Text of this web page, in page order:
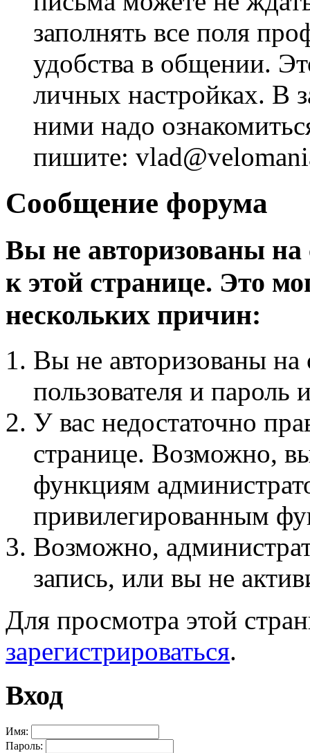
заполнять все поля
удобства в общении.
личных настройках. В
ними надо
пишите:
Сообщение форума
Вы не авторизованы на
к этой странице. Это
нескольких причин:
Вы не авторизованы на
пользователя и пароль
У вас недостаточно
странице. Возможно,
функциям
привилегированным
Возможно,
запись, или вы не
Для просмотра этой
зарегистрироваться.
Вход
Имя:
Пароль: